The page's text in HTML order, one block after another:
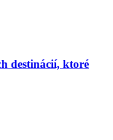
destinácií, ktoré